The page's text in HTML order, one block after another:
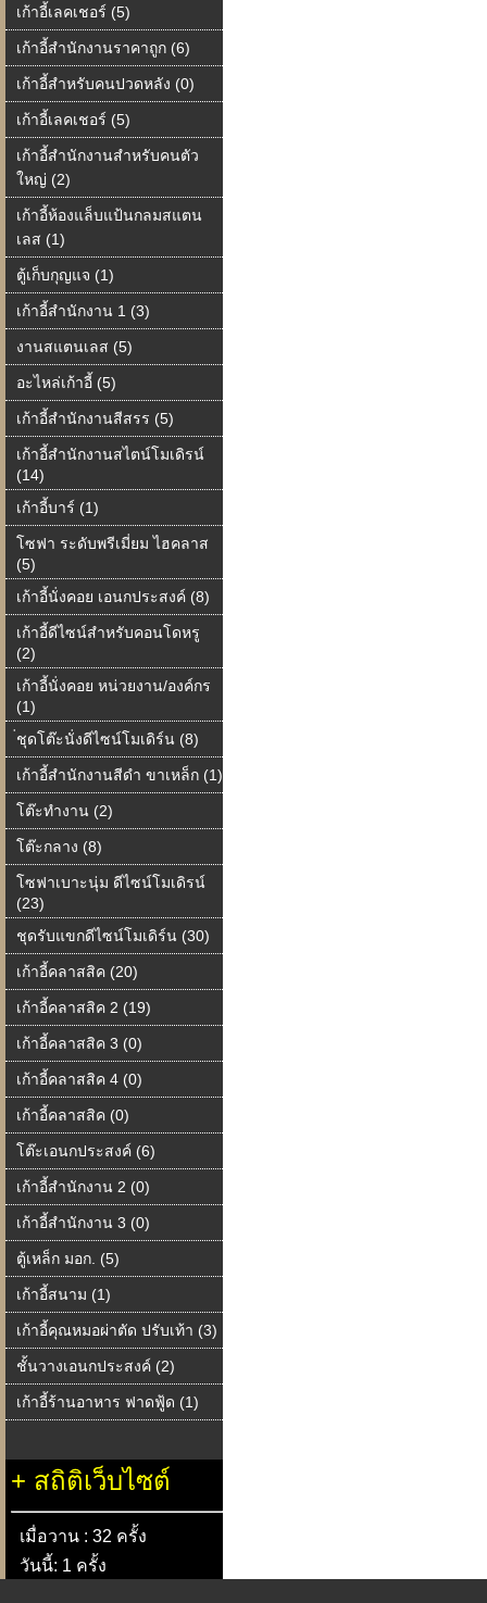
เก้าอี้เลคเชอร์ (5)
เก้าอี้สำนักงานราคาถูก (6)
เก้าอี้สำหรับคนปวดหลัง (0)
เก้าอี้เลคเชอร์ (5)
เก้าอี้สำนักงานสำหรับคนตัว
ใหญ่ (2)
เก้าอี้ห้องแล็บแป้นกลมสแตน
เลส (1)
ตู้เก็บกุญแจ (1)
เก้าอี้สำนักงาน 1 (3)
งานสแตนเลส (5)
อะไหล่เก้าอี้ (5)
เก้าอี้สำนักงานสีสรร (5)
เก้าอี้สำนักงานสไตน์โมเดิรน์
(14)
เก้าอี้บาร์ (1)
โซฟา ระดับพรีเมี่ยม ไฮคลาส
(5)
เก้าอี้นั่งคอย เอนกประสงค์ (8)
เก้าอี้ดีไซน์สำหรับคอนโดหรู
(2)
เก้าอี้นั่งคอย หน่วยงาน/องค์กร
(1)
่ชุดโต๊ะนั่งดีไซน์โมเดิร์น (8)
เก้าอี้สำนักงานสีดำ ขาเหล็ก (1)
โต๊ะทำงาน (2)
โต๊ะกลาง (8)
โซฟาเบาะนุ่ม ดีไซน์โมเดิรน์
(23)
ชุดรับแขกดีไซน์โมเดิร์น (30)
เก้าอี้คลาสสิค (20)
เก้าอี้คลาสสิค 2 (19)
เก้าอี้คลาสสิค 3 (0)
เก้าอี้คลาสสิค 4 (0)
เก้าอี้คลาสสิค (0)
โต๊ะเอนกประสงค์ (6)
เก้าอี้สำนักงาน 2 (0)
เก้าอี้สำนักงาน 3 (0)
ตู้เหล็ก มอก. (5)
เก้าอี้สนาม (1)
เก้าอี้คุณหมอผ่าตัด ปรับเท้า (3)
ชั้นวางเอนกประสงค์ (2)
เก้าอี้ร้านอาหาร ฟาดฟู้ด (1)
+ สถิติเว็บไซต์
เมื่อวาน : 32 ครั้ง
วันนี้: 1 ครั้ง